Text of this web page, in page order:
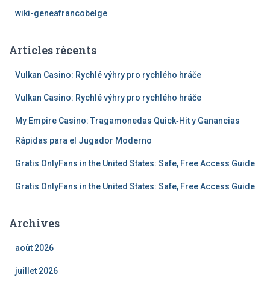
wiki-geneafrancobelge
Articles récents
Vulkan Casino: Rychlé výhry pro rychlého hráče
Vulkan Casino: Rychlé výhry pro rychlého hráče
My Empire Casino: Tragamonedas Quick‑Hit y Ganancias
Rápidas para el Jugador Moderno
Gratis OnlyFans in the United States: Safe, Free Access Guide
Gratis OnlyFans in the United States: Safe, Free Access Guide
Archives
août 2026
juillet 2026